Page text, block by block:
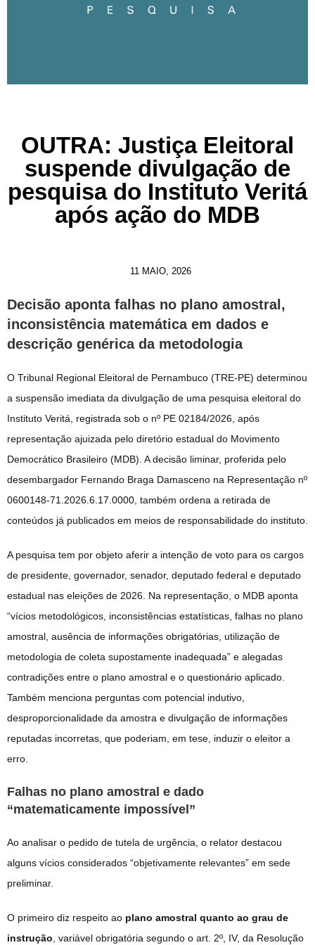
OUTRA: Justiça Eleitoral
suspende divulgação de
pesquisa do Instituto Veritá
após ação do MDB
11 MAIO, 2026
Decisão aponta falhas no plano amostral,
inconsistência matemática em dados e
descrição genérica da metodologia
O Tribunal Regional Eleitoral de Pernambuco (TRE-PE) determinou
a suspensão imediata da divulgação de uma pesquisa eleitoral do
Instituto Veritá, registrada sob o nº PE 02184/2026, após
representação ajuizada pelo diretório estadual do Movimento
Democrático Brasileiro (MDB). A decisão liminar, proferida pelo
desembargador Fernando Braga Damasceno na Representação nº
0600148-71.2026.6.17.0000, também ordena a retirada de
conteúdos já publicados em meios de responsabilidade do instituto.
A pesquisa tem por objeto aferir a intenção de voto para os cargos
de presidente, governador, senador, deputado federal e deputado
estadual nas eleições de 2026. Na representação, o MDB aponta
“vícios metodológicos, inconsistências estatísticas, falhas no plano
amostral, ausência de informações obrigatórias, utilização de
metodologia de coleta supostamente inadequada” e alegadas
contradições entre o plano amostral e o questionário aplicado.
Também menciona perguntas com potencial indutivo,
desproporcionalidade da amostra e divulgação de informações
reputadas incorretas, que poderiam, em tese, induzir o eleitor a
erro.
Falhas no plano amostral e dado
“matematicamente impossível”
Ao analisar o pedido de tutela de urgência, o relator destacou
alguns vícios considerados “objetivamente relevantes” em sede
preliminar.
O primeiro diz respeito ao plano amostral quanto ao grau de
instrução , variável obrigatória segundo o art. 2º, IV, da Resolução